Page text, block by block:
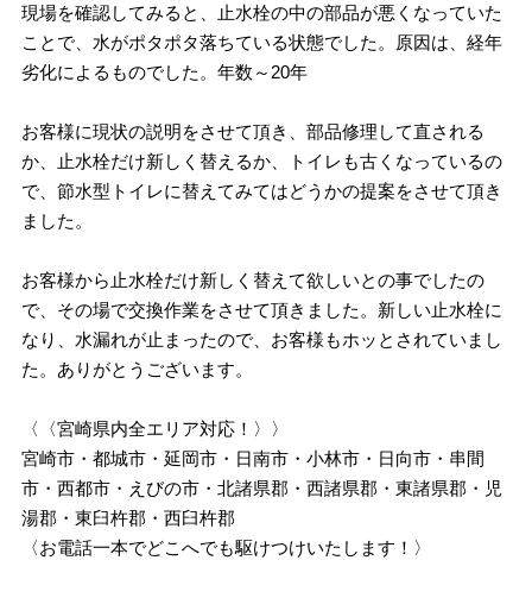
現場を確認してみると、止水栓の中の部品が悪くなっていた
ことで、水がポタポタ落ちている状態でした。原因は、経年
劣化によるものでした。年数～20年
お客様に現状の説明をさせて頂き、部品修理して直される
か、止水栓だけ新しく替えるか、トイレも古くなっているの
で、節水型トイレに替えてみてはどうかの提案をさせて頂き
ました。
お客様から止水栓だけ新しく替えて欲しいとの事でしたの
で、その場で交換作業をさせて頂きました。新しい止水栓に
なり、水漏れが止まったので、お客様もホッとされていまし
た。ありがとうございます。
〈〈宮崎県内全エリア対応！〉〉
宮崎市・都城市・延岡市・日南市・小林市・日向市・串間
市・西都市・えびの市・北諸県郡・西諸県郡・東諸県郡・児
湯郡・東臼杵郡・西臼杵郡
〈お電話一本でどこへでも駆けつけいたします！〉